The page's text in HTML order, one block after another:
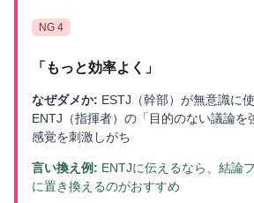
NG 4
「 もっと効率よく 」
なぜダメか: ESTJ（幹部）が無意識に
ENTJ（指揮者）の「目的のない議論を
感覚を刺激しがち
言い換え例: ENTJに伝えるなら、結論
に置き換えるのがおすすめ